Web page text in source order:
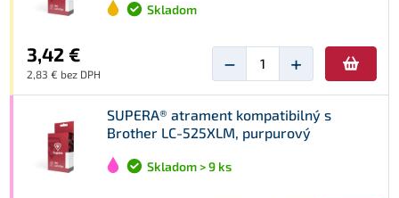
Skladom
3,42 €
2,83 € bez DPH − +
SUPERA® atrament kompatibilný s
Brother LC-525XLM, purpurový
Skladom > 9 ks